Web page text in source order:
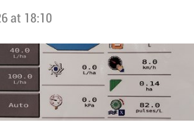
at 18:10